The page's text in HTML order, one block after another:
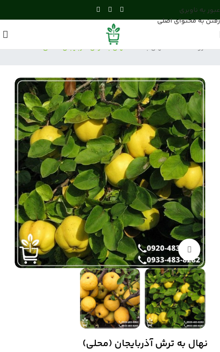
عبور به ناوبری
رفتن به محتوای اصلی
فروشگاه / نهال به / نهال به ترش آذربایجان (محلی)
بزرگنمایی تصویر
نهال به ترش آذربایجان (محلی)